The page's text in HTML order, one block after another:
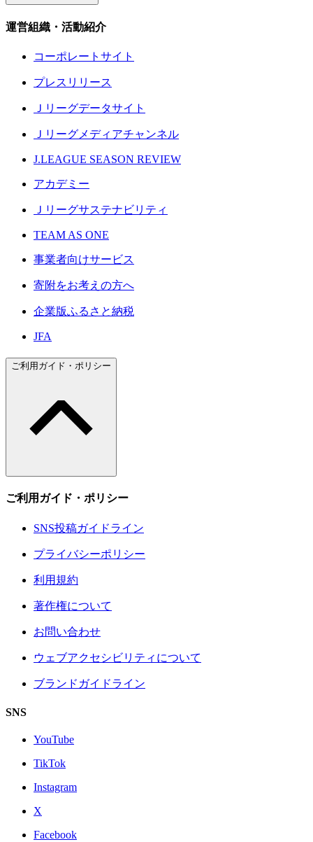
運営組織・活動紹介
コーポレートサイト
プレスリリース
Ｊリーグデータサイト
Ｊリーグメディアチャンネル
J.LEAGUE SEASON REVIEW
アカデミー
Ｊリーグサステナビリティ
TEAM AS ONE
事業者向けサービス
寄附をお考えの方へ
企業版ふるさと納税
JFA
ご利用ガイド・ポリシー
ご利用ガイド・ポリシー
SNS投稿ガイドライン
プライバシーポリシー
利用規約
著作権について
お問い合わせ
ウェブアクセシビリティについて
ブランドガイドライン
SNS
YouTube
TikTok
Instagram
X
Facebook